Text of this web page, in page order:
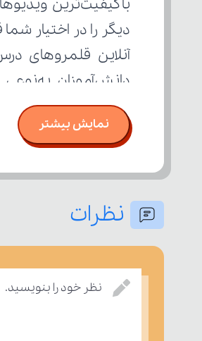
بسنجند.
نمایش بیشتر
نظرات
نظر خود را بنویسید.